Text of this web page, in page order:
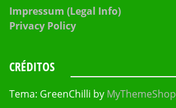
Impressum (Legal Info)
Privacy Policy
CRÉDITOS
Tema: GreenChilli by MyThemeShop